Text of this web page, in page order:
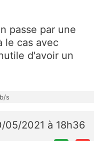
passe par une
le cas avec
d'avoir un
s
05/2021 à 18h36